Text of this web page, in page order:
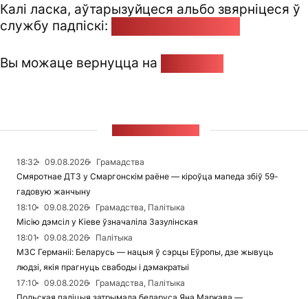
Калі ласка, аўтарызуйцеся альбо звярніцеся ў
службу падпіскі:
Вы можаце вернуцца на
18:32 09.08.2026
Грамадства
Смяротнае ДТЗ у Смаргонскім раёне — кіроўца мапеда збіў 59-
гадовую жанчыну
18:10
09.08.2026
Грамадства, Палітыка
Місію дэмсіл у Кіеве ўзначаліла Зазулінская
18:01
09.08.2026
Палітыка
МЗС Германіі: Беларусь — нацыя ў сэрцы Еўропы, дзе жывуць
людзі, якія прагнуць свабоды і дэмакратыі
17:10
09.08.2026
Грамадства, Палітыка